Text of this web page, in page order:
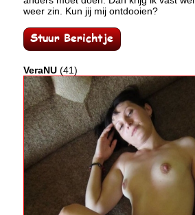
weer zin. Kun jij mij ontdooien?
VeraNU (41)